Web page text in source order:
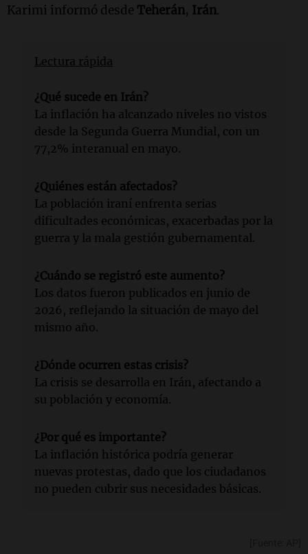
Karimi informó desde Teherán, Irán.
Lectura rápida
¿Qué sucede en Irán?
La inflación ha alcanzado niveles no vistos
desde la Segunda Guerra Mundial, con un
77,2% interanual en mayo.
¿Quiénes están afectados?
La población iraní enfrenta serias
dificultades económicas, exacerbadas por la
guerra y la mala gestión gubernamental.
¿Cuándo se registró este aumento?
Los datos fueron publicados en junio de
2026, reflejando la situación de mayo del
mismo año.
¿Dónde ocurren estas crisis?
La crisis se desarrolla en Irán, afectando a
su población y economía.
¿Por qué es importante?
La inflación histórica podría generar
nuevas protestas, dado que los ciudadanos
no pueden cubrir sus necesidades básicas.